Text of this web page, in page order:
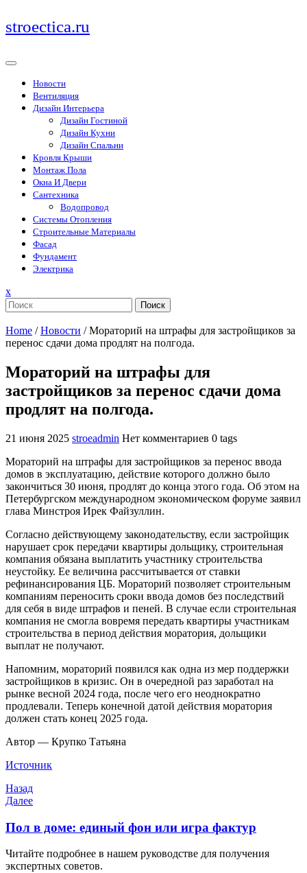
Перейти
к
stroectica.ru
Новости
Вентиляция
Дизайн Интерьера
Дизайн Гостиной
Дизайн Кухни
Дизайн Спальни
Кровля Крыши
Монтаж Пола
Окна И Двери
Сантехника
Водопровод
Системы Отопления
Строительные Материалы
Фасад
Фундамент
Электрика
xЗакрыть
меню
Поиск
Home /Новости /Мораторий на штрафы для застройщиков за
перенос сдачи дома продлят на полгода.
Мораторий на штрафы для
застройщиков за перенос сдачи дома
продлят на полгода.
21 июня 2025 stroeadmin Нет комментариев 0 tags
Мораторий на штрафы для застройщиков за перенос ввода
домов в эксплуатацию, действие которого должно было
закончиться 30 июня, продлят до конца этого года. Об этом на
Петербургском международном экономическом форуме заявил
глава Минстроя Ирек Файзуллин.
Согласно действующему законодательству, если застройщик
нарушает срок передачи квартиры дольщику, строительная
компания обязана выплатить участнику строительства
неустойку. Ее величина рассчитывается от ставки
рефинансирования ЦБ. Мораторий позволяет строительным
компаниям переносить сроки ввода домов без последствий
для себя в виде штрафов и пеней. В случае если строительная
компания не смогла вовремя передать квартиры участникам
строительства в период действия моратория, дольщики
выплат не получают.
Напомним, мораторий появился как одна из мер поддержки
застройщиков в кризис. Он в очередной раз заработал на
рынке весной 2024 года, после чего его неоднократно
продлевали. Теперь конечной датой действия моратория
должен стать конец 2025 года.
Автор — Крупко Татьяна
Источник
Навигация
по
записям
Предыдущая
запись
Назад
Следующая
Далее
Пол в доме: единый фон или игра фактур
Читайте подробнее в нашем руководстве для получения
экспертных советов.